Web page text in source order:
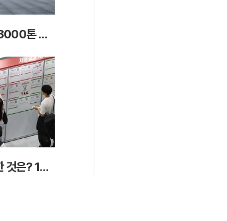
미세먼지 배출량 10만 8000톤 감축 목표 5등급 차량 운행 제한 특별·광역시까지 확대
빈 일자리 해소에 필요한 것은? 16개 지자체별 맞춤형 지원